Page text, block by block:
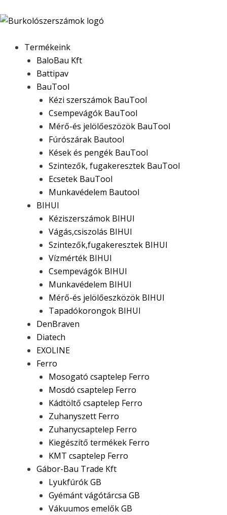
to
Termékeink
BaloBau Kft
Battipav
BauTool
Kézi szerszámok BauTool
Csempevágók BauTool
Mérő-és jelölőeszözök BauTool
Fúrószárak Bautool
Kések és pengék BauTool
Szintezők, fugakeresztek BauTool
Ecsetek BauTool
Munkavédelem Bautool
BIHUI
Kéziszerszámok BIHUI
Vágás,csiszolás BIHUI
Szintezők,fugakeresztek BIHUI
Vízmérték BIHUI
Csempevágók BIHUI
Munkavédelem BIHUI
Mérő-és jelölőeszközök BIHUI
Tapadókorongok BIHUI
DenBraven
Diatech
EXOLINE
Ferro
Mosogató csaptelep Ferro
Mosdó csaptelep Ferro
Kádtöltő csaptelep Ferro
Zuhanyszett Ferro
Zuhanycsaptelep Ferro
Kiegészítő termékek Ferro
KMT csaptelep Ferro
Gábor-Bau Trade Kft
Lyukfúrók GB
Gyémánt vágótárcsa GB
Vákuumos emelők GB
search
search
search